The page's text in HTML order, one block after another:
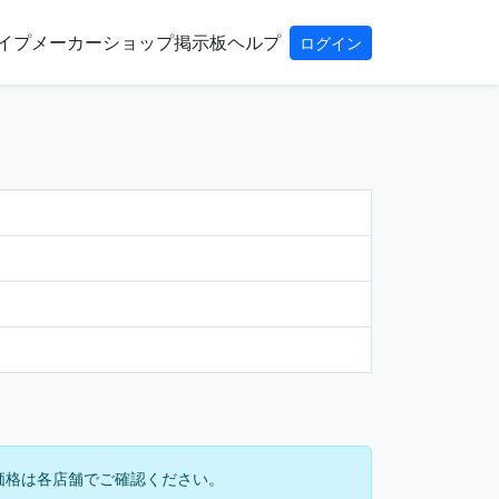
プメーカーショップ掲示板ヘルプ ログイン
は各店舗でご確認ください。